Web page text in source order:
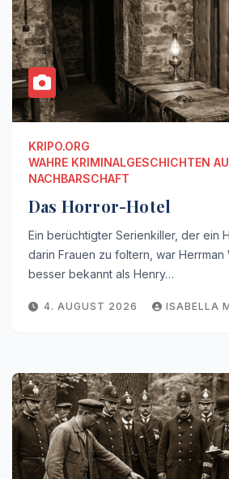
KRIPO.ORG
WAHRE KRIMINALGESCHICHTEN
NACHBARSCHAFT
Das Horror-Hotel
Ein berüchtigter Serienkiller, der ein
darin Frauen zu foltern, war Herrman
besser bekannt als Henry…
4. AUGUST 2026 ISABELLA